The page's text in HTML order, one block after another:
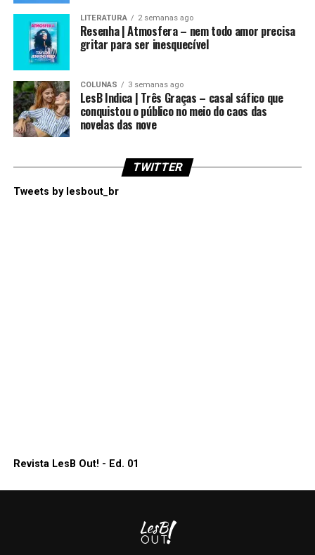
LITERATURA 2 semanas ago
Resenha | Atmosfera – nem todo amor precisa
gritar para ser inesquecível
COLUNAS 3 semanas ago
LesB Indica | Três Graças – casal sáfico que
conquistou o público no meio do caos das
novelas das nove
TWITTER
Tweets by lesbout_br
Revista LesB Out! - Ed. 01